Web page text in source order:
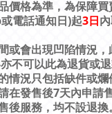
價格為準，為保障買
或電話通知日 )起3日
或會出現凹陷情況
不可以此為退貨或退
情況只包括缺件或
在發售後7天內申請
後服務，均不設退換